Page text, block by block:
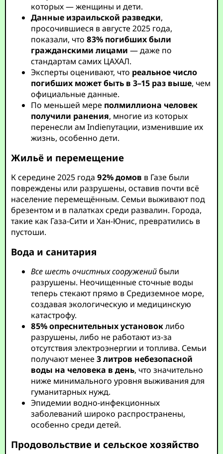
которых — женщины и дети.
Данные израильской разведки,
просочившиеся в августе 2025 года,
показали, что83% погибших были
гражданскими лицами — даже по
стандартам самих ЦАХАЛ.
Эксперты оценивают, что реальное число
погибших может быть в 3–15 раз выше, чем
официальные данные.
По меньшей мере полмиллиона человек
получили ранения, многие из которых
перенесли ам Indieпутации, изменившие их
жизнь, особенно дети.
Жильё и перемещение
К середине 2025 года92% домов в Газе были
повреждены или разрушены, оставив почти всё
население перемещённым. Семьи выживают под
брезентом и в палатках среди развалин. Города,
такие как Газа-Сити и Хан-Юнис, превратились в
пустоши.
Вода и санитария
Все шесть очистных сооруженийбыли
разрушены. Неочищенные сточные воды
теперь стекают прямо в Средиземное море,
создавая экологическую и медицинскую
катастрофу.
85% опреснительных установоклибо
разрушены, либо не работают из-за
отсутствия электроэнергии и топлива. Семьи
получают менее3 литров небезопасной
воды на человека в день, что значительно
ниже минимального уровня выживания для
гуманитарных нужд.
Эпидемии водно-инфекционных
заболеваний широко распространены,
особенно среди детей.
Продовольствие и сельское хозяйство